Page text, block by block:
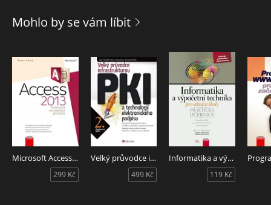
ukázkách si procvičíte techniku psaní kódu. Jelikož budete
věnována práci s objektem Range (oblastí buněk). Obdobně
se další kapitoly zabývají frekventovanými objekty Workbook,
Worksheet a Application. Závěr patří stručnému úvodu do
problematiky řešení chyb v makrech.
Mohlo by se vám líbit
Microsoft Access 2013 Podrobná uživatelská příručka
299 Kč
Velký průvodce infrastrukturou PKI
499 Kč
Informatika a výpočetní technika pro střední školy
119 Kč